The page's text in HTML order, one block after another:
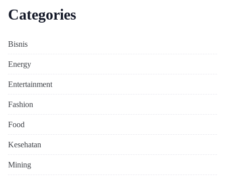
Categories
Bisnis
Energy
Entertainment
Fashion
Food
Kesehatan
Mining